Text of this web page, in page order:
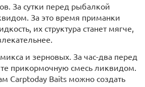
За сутки перед рыбалкой
За это время приманки
их структура станет мягче,
и зерновых. За час-два перед
прикормочную смесь ликвидом.
Carptoday Baits можно создать